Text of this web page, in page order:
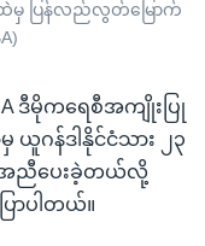
ပြန်လည်လွတ်မြောက်
ဒီမိုကရေစီအကျိုးပြု
ယူဂန်ဒါနိုင်ငံသား ၂၃
ညီပေးခဲ့တယ်လို့
ာပါတယ်။